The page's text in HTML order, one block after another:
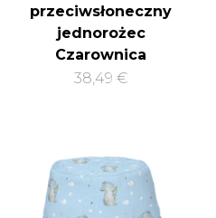
przeciwsłoneczny
jednorożec
Czarownica
38,49 €